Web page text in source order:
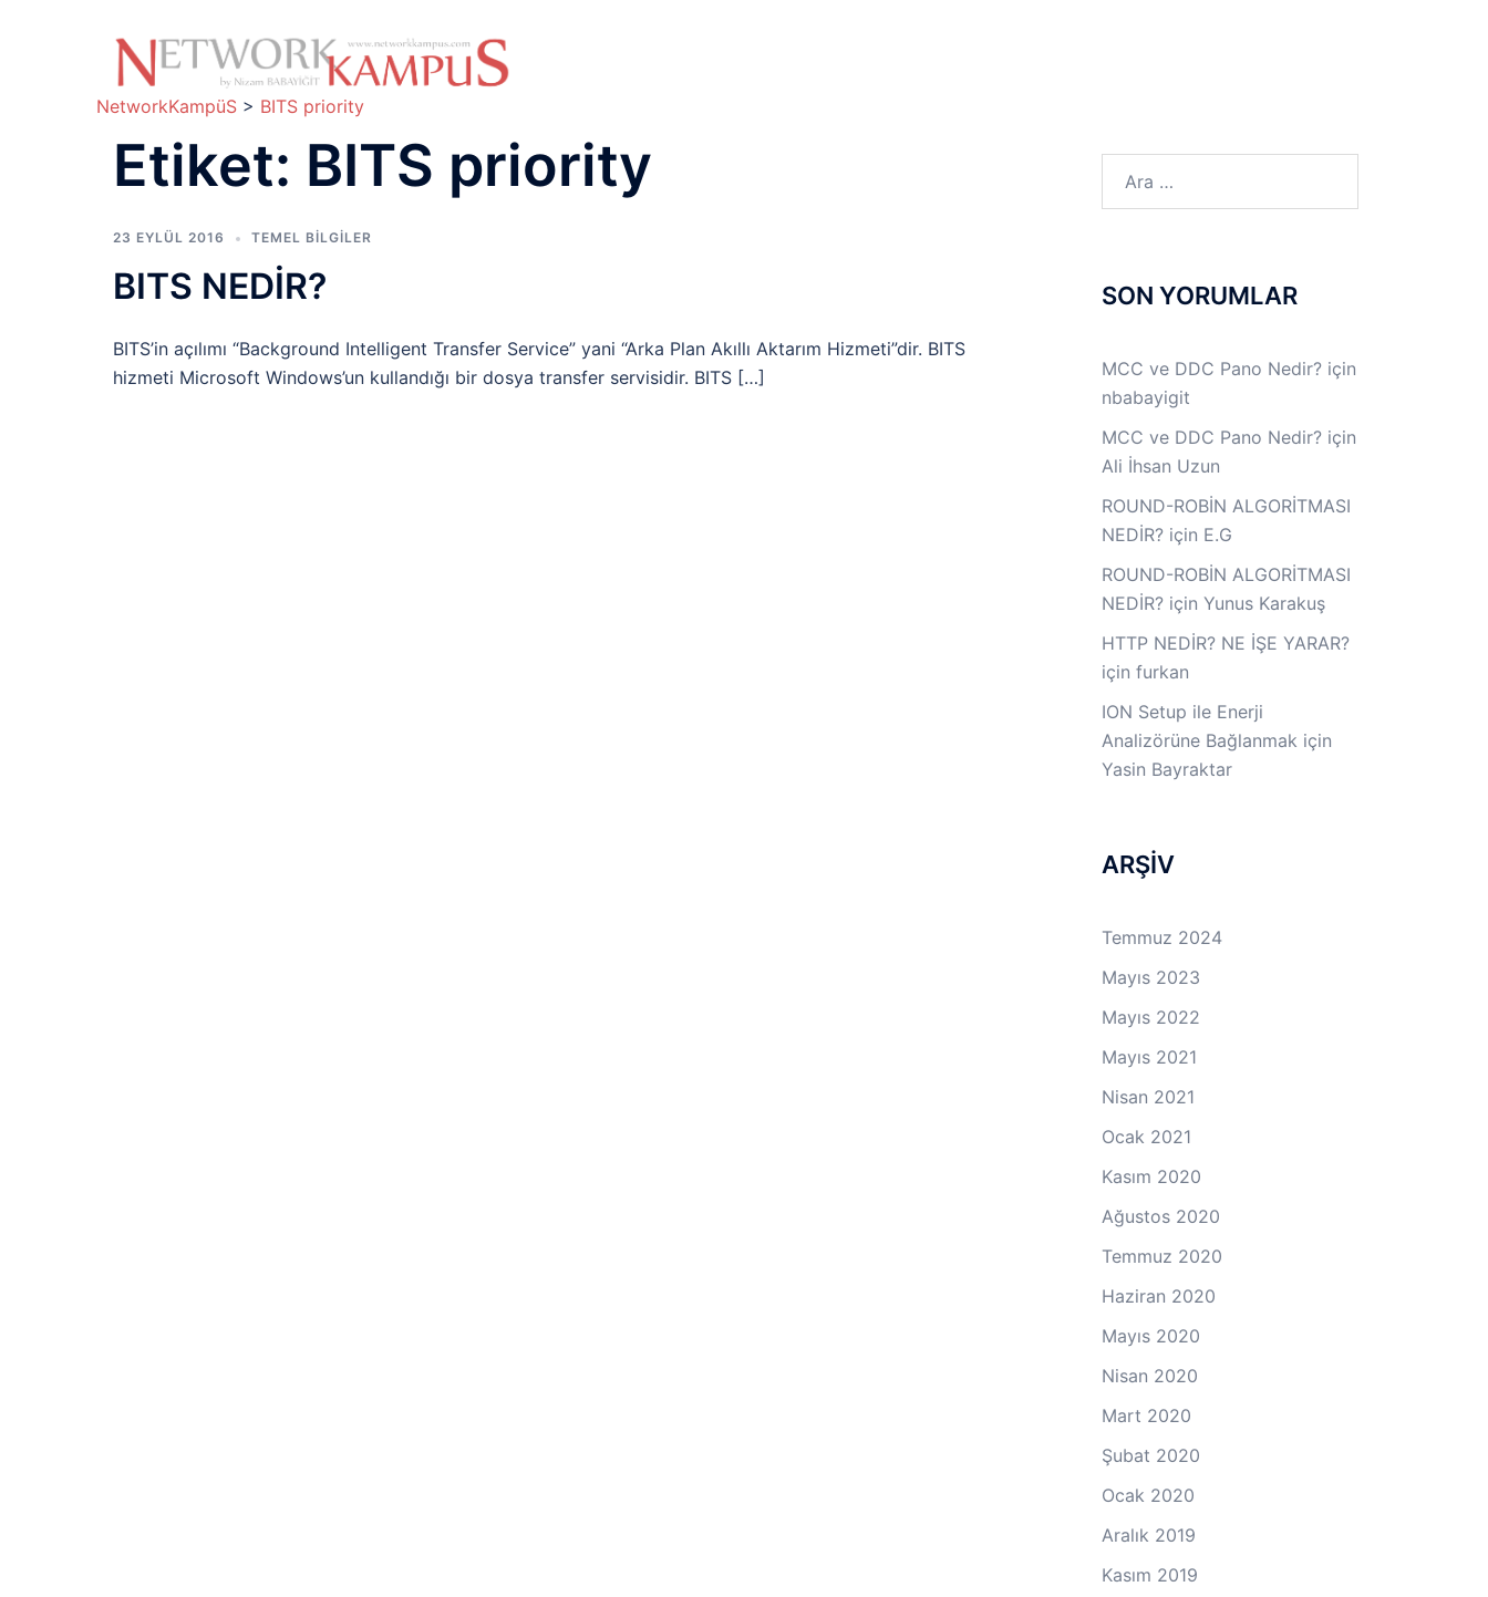
NetworkKampüS > BITS priority
Etiket: BITS priority
23 EYLÜL 2016 TEMEL BİLGİLER
BITS NEDİR?
BITS’in açılımı “Background Intelligent Transfer Service” yani “Arka Plan Akıllı Aktarım Hizmeti”dir. BITS
hizmeti Microsoft Windows’un kullandığı bir dosya transfer servisidir. BITS […]
SON YORUMLAR
MCC ve DDC Pano Nedir?için
nbabayigit
MCC ve DDC Pano Nedir?için
Ali İhsan Uzun
ROUND-ROBİN ALGORİTMASI
NEDİR?için E.G
ROUND-ROBİN ALGORİTMASI
NEDİR?için Yunus Karakuş
HTTP NEDİR? NE İŞE YARAR?
için furkan
ION Setup ile Enerji
Analizörüne Bağlanmak için
Yasin Bayraktar
ARŞİV
Temmuz 2024
Mayıs 2023
Mayıs 2022
Mayıs 2021
Nisan 2021
Ocak 2021
Kasım 2020
Ağustos 2020
Temmuz 2020
Haziran 2020
Mayıs 2020
Nisan 2020
Mart 2020
Şubat 2020
Ocak 2020
Aralık 2019
Kasım 2019